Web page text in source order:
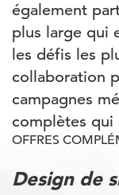
également
plus large qui
les défis les
collaboration
campagnes
complètes qui
OFFRES
Design de